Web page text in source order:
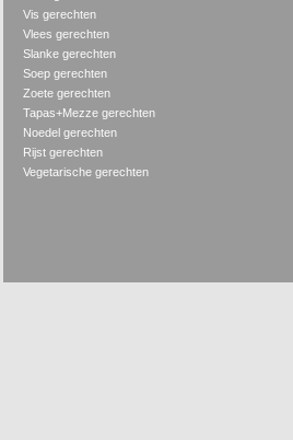
Vis gerechten
Vlees gerechten
Slanke gerechten
Soep gerechten
Zoete gerechten
Tapas+Mezze gerechten
Noedel gerechten
Rijst gerechten
Vegetarische gerechten